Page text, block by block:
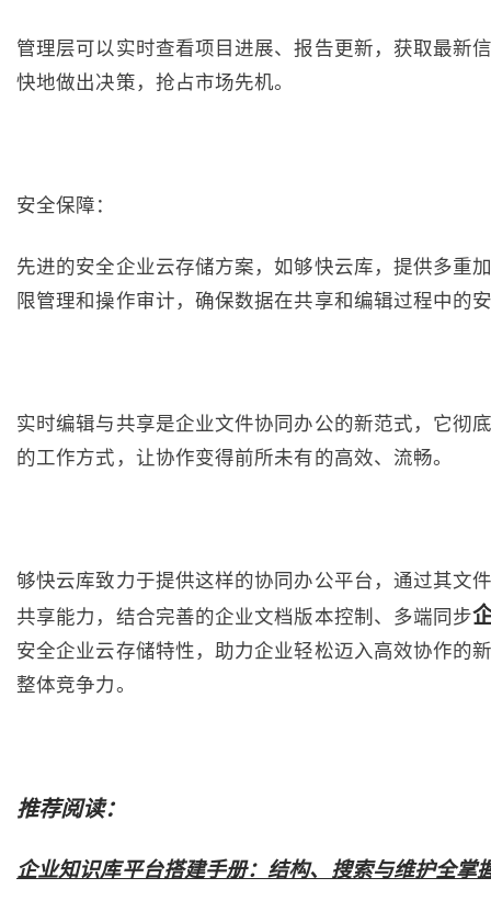
管理层可以实时查看项目进展、报告更新，获取最新
快地做出决策，抢占市场先机。
安全保障：
先进的安全企业云存储方案，如够快云库，提供多重
限管理和操作审计，确保数据在共享和编辑过程中的
实时编辑与共享是企业文件协同办公的新范式，它彻
的工作方式，让协作变得前所未有的高效、流畅。
够快云库致力于提供这样的协同办公平台，通过其文
共享能力，结合完善的企业文档版本控制、多端同步
安全企业云存储特性，助力企业轻松迈入高效协作的
整体竞争力。
推荐阅读：
企业知识库平台搭建手册：结构、搜索与维护全掌